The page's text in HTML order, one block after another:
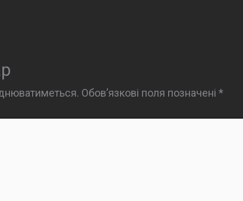
Обов’язкові поля позначені*